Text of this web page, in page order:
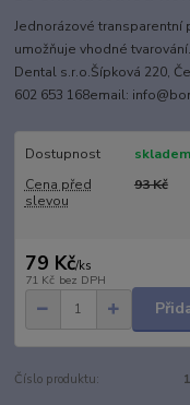
Jednorázové
umožňuje vhodné
Dental s.r.o.Šípková 220,
602 653 168email:
Dostupnost
skladem
Cena před
slevou
93 Kč
79 Kč/ks
71 Kč bez DPH
Číslo produktu: